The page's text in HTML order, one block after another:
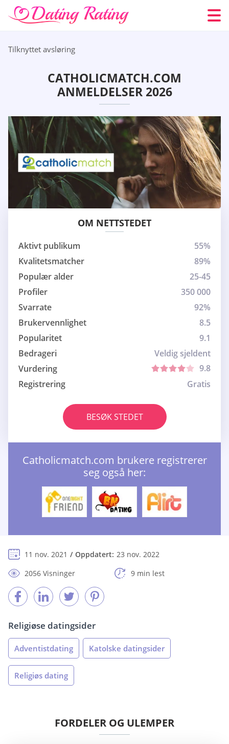
Tilknyttet avsløring
CATHOLICMATCH.COM
ANMELDELSER 2026
OM NETTSTEDET
Aktivt publikum
55%
Kvalitetsmatcher
89%
Populær alder
25-45
Profiler
350 000
Svarrate
92%
Brukervennlighet
8.5
Popularitet
9.1
Bedrageri
Veldig sjeldent
Vurdering
9.8
Registrering
Gratis
BESØK STEDET
Catholicmatch.com brukere registrerer
seg også her:
11 nov. 2021 Oppdatert: 23 nov. 2022
2056 Visninger
9 min lest
Religiøse datingsider
Adventistdating Katolske datingsider
Religiøs dating
FORDELER OG ULEMPER